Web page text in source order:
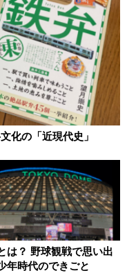
化の「近現代史」
は？ 野球観戦で思い出
年時代のできごと